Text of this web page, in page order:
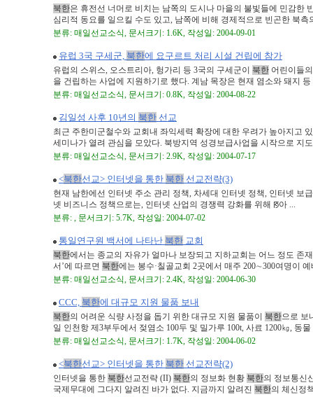
북한은 휴전선 너머로 비치는 남쪽의 도시나 마을의 불빛들에 민감한
심리적 동요를 일으킬 수도 있고, 남쪽에 비해 경제적으로 빈곤한 북측
분류: 매일선교소식, 문서크기: 1.6K, 작성일: 2004-09-01
유럽 3국 구세군, 북한에 요구르트 처리 시설 건립에 참가
유럽의 스위스, 오스트리아, 헝가리 등 3국의 구세군이 북한 어린이들
을 건립하는 사업에 지원하기로 했다. 계남 목장은 현재 염소와 돼지 등
분류: 매일선교소식, 문서크기: 0.8K, 작성일: 2004-08-22
김일성 사후 10년의 북한 선교
최근 주한미군철수와 교회내 좌익세력 확장에 대한 우려가 높아지고
세미나가 열려 관심을 모았다. 북방지역 성경보급사업을 시작으로 지
분류: 매일선교소식, 문서크기: 2.9K, 작성일: 2004-07-17
<북한선교> 인터넷을 통한 북한 선교전략(3)
현재 남한에선 인터넷 주소 관리 정책, 차세대 인터넷 정책, 인터넷 보
넷 비즈니스 정책으로는, 인터넷 산업의 경쟁력 강화를 위해 ꡐ아 ...
분류: , 문서크기: 5.7K, 작성일: 2004-07-02
통일연구원 백서에 나타난 북한 교회
북한에서는 종교의 자유가 얼마나 보장되고 지하교회는 어느 정도 존
서’에 따르면 북한에는 봉수·칠골교회 2곳에서 매주 200∼300여명이 예
분류: 매일선교소식, 문서크기: 2.4K, 작성일: 2004-06-30
CCC, 북한에 대규모 지원 물품 보내
북한의 어려운 식량 사정을 돕기 위한 대규모 지원 물품이 북한으로 보
일 인천항 제3부두에서 젖염소 100두 및 밀가루 100t, 사료 1200㎏, 동물
분류: 매일선교소식, 문서크기: 1.7K, 작성일: 2004-06-02
<북한선교> 인터넷을 통한 북한 선교전략(2)
인터넷을 통한 북한선교전략 (II) 북한의 정보화 현황 북한의 정보통신
국제무대에 그다지 알려진 바가 없다. 지금까지 알려진 북한의 체신정